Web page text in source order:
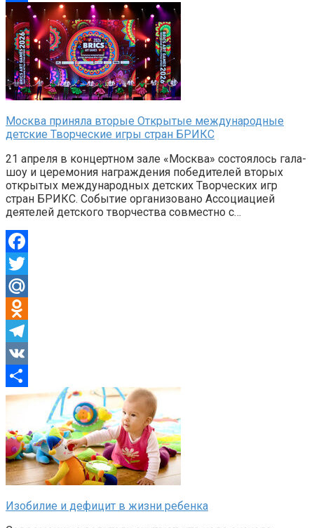
Отправить
Москва приняла вторые Открытые международные
детские Творческие игры стран БРИКС
21 апреля в концертном зале «Москва» состоялось гала-
шоу и церемония награждения победителей вторых
открытых международных детских Творческих игр
стран БРИКС. Событие организовано Ассоциацией
деятелей детского творчества совместно с…
Facebook
Twitter
Mail.Ru
Odnoklassniki
Telegram
VK
Отправить
Изобилие и дефицит в жизни ребенка